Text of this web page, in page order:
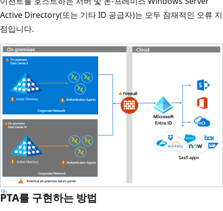
Active Directory(또는 기타 ID 공급자)는 모두 잠재적인 오류 지
점입니다.
PTA를 구현하는 방법